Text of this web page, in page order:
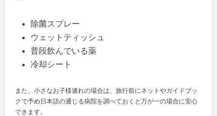
除菌スプレー
ウェットティッシュ
普段飲んでいる薬
冷却シート
また、小さなお子様連れの場合は、旅行前にネットやガイドブッ
クで予め日本語の通じる病院を調べておくと万が一の場合に安心
できます。